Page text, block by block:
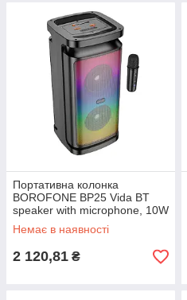
Портативна колонка
BOROFONE BP25 Vida BT
speaker with microphone, 10W
* 2, Black
Немає в наявності
2 120,81 ₴